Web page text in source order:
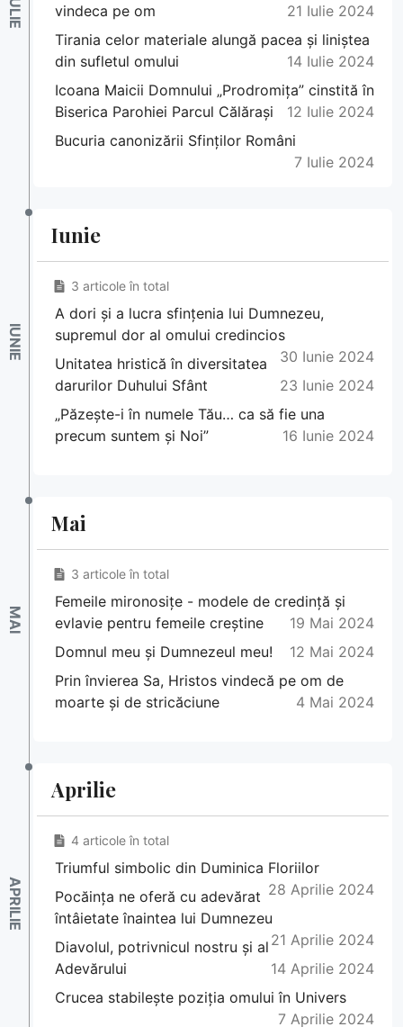
vindeca pe om
21 Iulie 2024
Tirania celor materiale alungă pacea și liniștea
din sufletul omului
14 Iulie 2024
Icoana Maicii Domnului „Prodromița” cinstită în
Biserica Parohiei Parcul Călărași
12 Iulie 2024
Bucuria canonizării Sfinților Români
7 Iulie 2024
Iunie
3 articole în total
A dori și a lucra sfințenia lui Dumnezeu,
supremul dor al omului credincios
30 Iunie 2024
Unitatea hristică în diversitatea
darurilor Duhului Sfânt
23 Iunie 2024
„Păzește-i în numele Tău… ca să fie una
precum suntem și Noi”
16 Iunie 2024
Mai
3 articole în total
Femeile mironosițe - modele de credință și
evlavie pentru femeile creștine
19 Mai 2024
Domnul meu și Dumnezeul meu!
12 Mai 2024
Prin învierea Sa, Hristos vindecă pe om de
moarte și de stricăciune
4 Mai 2024
Aprilie
4 articole în total
Triumful simbolic din Duminica Floriilor
28 Aprilie 2024
Pocăința ne oferă cu adevărat
întâietate înaintea lui Dumnezeu
21 Aprilie 2024
Diavolul, potrivnicul nostru și al
Adevărului
14 Aprilie 2024
Crucea stabilește poziția omului în Univers
7 Aprilie 2024